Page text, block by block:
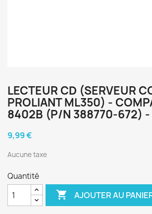
LECTEUR CD (SERVEUR
PROLIANT ML350) -
8402B (P/N 388770-672) -
9,99 €
Aucune taxe
Quantité
 AJOUTER AU